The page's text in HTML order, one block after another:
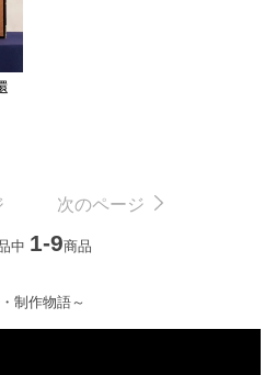
次のページ
中 1-9商品
制作物語～